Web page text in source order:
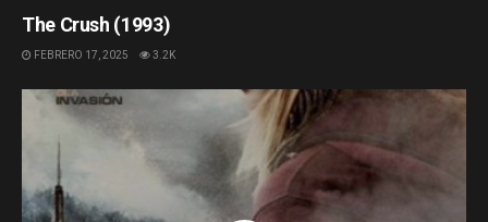
The Crush (1993)
FEBRERO 17, 2025 3.2K